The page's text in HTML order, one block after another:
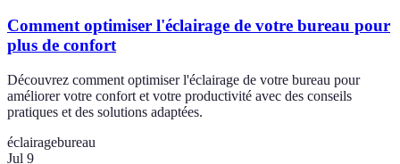
Comment optimiser l'éclairage de votre bureau pour
plus de confort
Découvrez comment optimiser l'éclairage de votre bureau pour
améliorer votre confort et votre productivité avec des conseils
pratiques et des solutions adaptées.
éclairagebureau
Jul 9